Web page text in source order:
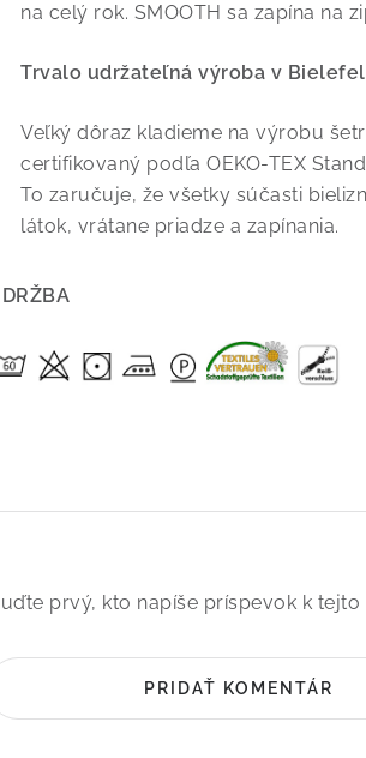
na celý rok. SMOOTH sa zapína na
Trvalo udržateľná výroba v
Veľký dôraz kladieme na výrobu
certifikovaný podľa OEKO-TEX
To zaručuje, že všetky súčasti
látok, vrátane priadze a zapínania.
prvý, kto napíše príspevok k tejto
PRIDAŤ KOMENTÁR